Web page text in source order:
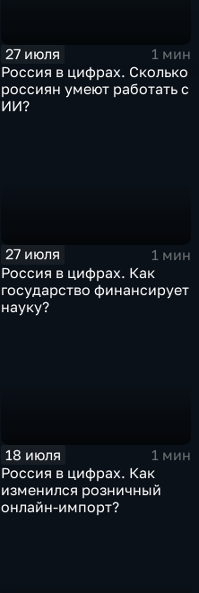
27 июля
1 мин
Россия в цифрах. Сколько
россиян умеют работать с
ИИ?
27 июля
1 мин
Россия в цифрах. Как
государство финансирует
науку?
18 июля
1 мин
Россия в цифрах. Как
изменился розничный
онлайн-импорт?